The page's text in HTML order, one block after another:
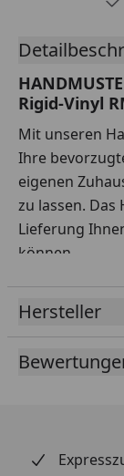
Rigid-Vinyl
Mit unseren
Ihre
eigenen
zu lassen.
Lieferung
können.
Ihre Vorteile
und
auch nach
Hersteller